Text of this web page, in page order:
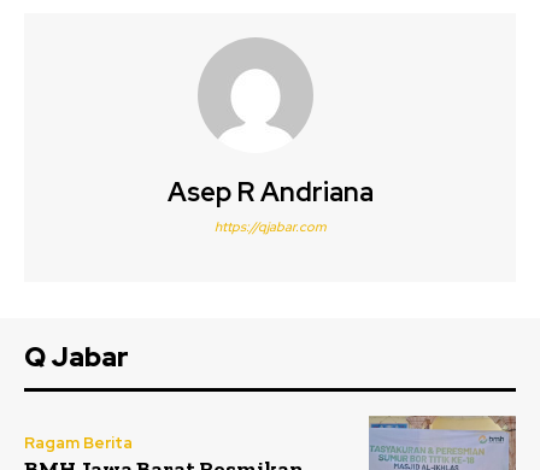
Asep R Andriana
https://qjabar.com
Q Jabar
Ragam Berita